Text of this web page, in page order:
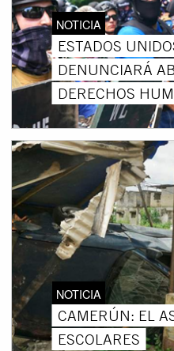
NOTICIA
ESTADOS
DENUNCIARÁ
DERECHOS
NOTICIA
CAMERÚN: EL
ESCOLARES